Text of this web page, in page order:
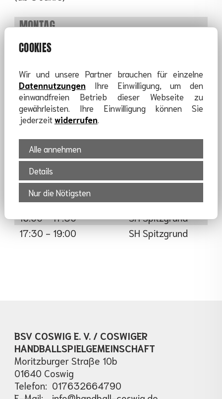
MONTAG
16:00 - 17:15
18:00 - 19:30
SH Gymnasium
MITTWOCH
17:00 - 18:00
SH GS Mitte
16:30 - 18:30
DONNERSTAG
16:00 - 17:30
16:00 - 17:30
18:00 - 20:00
SH Gymnasium
FREITAG
16:00 - 17:30
SH Spitzgrund
17:30 - 19:00
SH Spitzgrund
BSV COSWIG E. V. / COSWIGER
HANDBALLSPIELGEMEINSCHAFT
Moritzburger Straße 10b
01640 Coswig
Telefon: 017632664790
COOKIES
Wir und unsere Partner brauchen für einzelne
Datennutzungen Ihre Einwilligung, um den
einwandfreien Betrieb dieser Webseite zu
gewährleisten. Ihre Einwilligung können Sie
jederzeitwiderrufen
Alle annehmen
Details
Nur die Nötigsten